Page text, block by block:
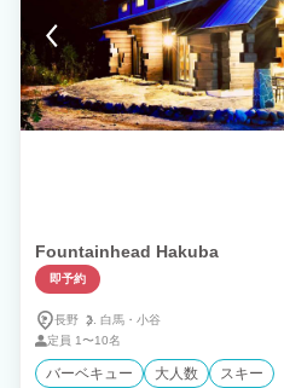
Fountainhead Hakuba
即予約
長野 白馬・ 小谷
定員 1〜10名
バーベキュー 大人数 スキー